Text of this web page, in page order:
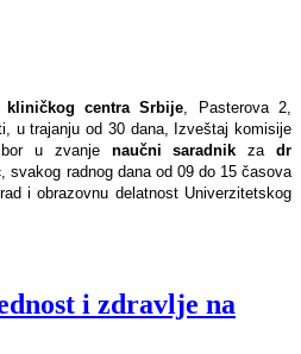
kliničkog centra Srbije, Pasterova 2,
u trajanju od 30 dana, Izveštaj komisije
u zvanje naučni saradnik zadr
, svakog radnog dana od 09 do 15 časova
i obrazovnu delatnost Univerzitetskog
i zdravlje na